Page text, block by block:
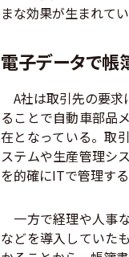
まな効果が生まれてい
電子データで帳
A社は取引先の要求
ることで自動車部品
在となっている。取
ステムや生産管理シ
を的確にITで管理す
一方で経理や人事
などを導入していた